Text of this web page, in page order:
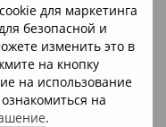
для маркетинга
безопасной и
изменить это в
на кнопку
на использование
на
.